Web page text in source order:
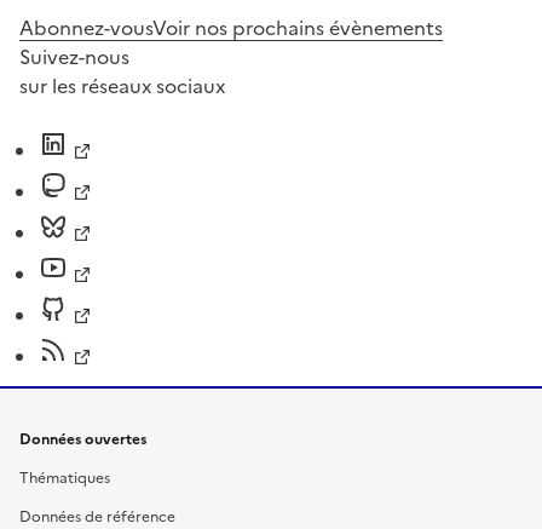
Abonnez-vousVoir nos prochains évènements
Suivez-nous
sur les réseaux sociaux
Données ouvertes
Thématiques
Données de référence